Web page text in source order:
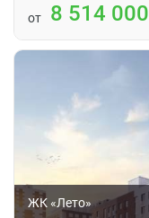
от 8 514 000
ЖК «Лето»